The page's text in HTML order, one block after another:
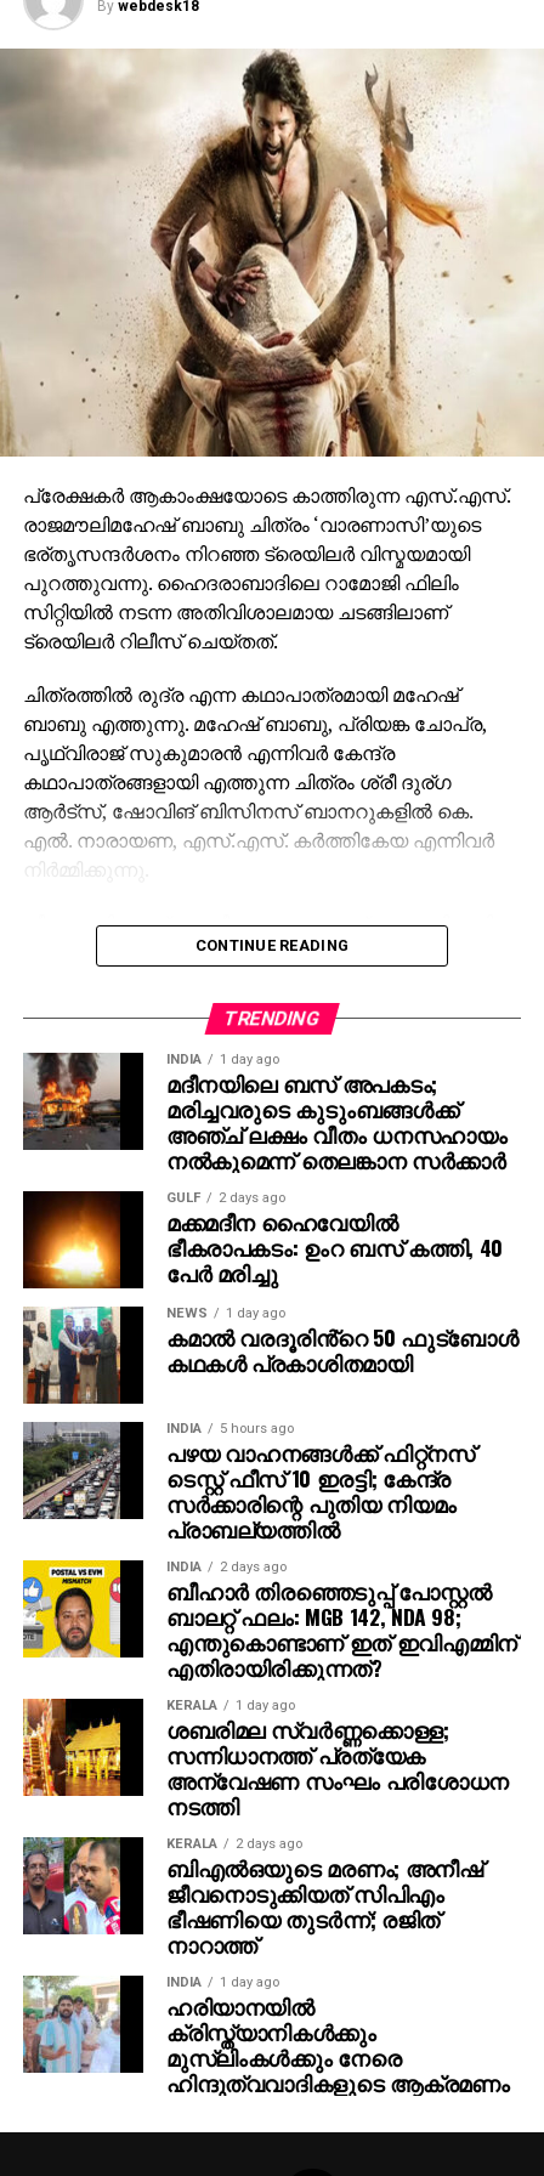
പുറത്തേറി വരുന്ന മഹേഷ് ബാബുവിന്റെ രുദ്ര എന്ന
കഥാപാത്രം സ്‌ക്രീനിൽ അവസാനം എത്തിയപ്പോൾ
വേദിയിലും മഹേഷ് ബാബു കാളയുടെ പുറത്തു എൻട്രി
ചെയ്തപ്പോൾ അറുപത്തിനായിരത്തിൽപ്പരം കാഴ്ചക്കാർ
നിറഞ്ഞ ഇവന്റിലെ സദസ്സ് ഹർഷാരവം കൊണ്ട്
വേദിയെ ധന്യമാക്കി. ഐമാക്‌സിലാണ് ചിത്രം
ഒരുങ്ങുന്നത് എന്നതിനാല്‍ തന്നെ തിയേറ്ററുകളില്‍
ഗംഭീരമായ കാഴ്ചാനുഭൂതി
സമ്മാനിക്കുമെന്നുറപ്പാണ്.ബാഹുബലിയും ആർ ആർ
ആറും ഒരുക്കിയ രാജമൗലിയുടെ ബ്രഹ്മാണ്ഡ ചിത്രം
വാരണാസി 2027ൽ തിയേറ്ററുകളിലേക്കെത്തും. പി ആർ
ഓ ആൻഡ് മാർക്കറ്റിംഗ് സ്ട്രാറ്റജിസ്റ്റ് : പ്രതീഷ് ശേഖർ.
By webdesk18
പ്രേക്ഷകര്‍ ആകാംക്ഷയോടെ കാത്തിരുന്ന എസ്.എസ്.
രാജമൗലിമഹേഷ് ബാബു ചിത്രം ‘വാരണാസി’യുടെ
ഭര്തൃസന്ദര്‍ശനം നിറഞ്ഞ ട്രെയിലര്‍ വിസ്മയമായി
പുറത്തുവന്നു. ഹൈദരാബാദിലെ റാമോജി ഫിലിം
സിറ്റിയില്‍ നടന്ന അതിവിശാലമായ ചടങ്ങിലാണ്
ട്രെയിലര്‍ റിലീസ് ചെയ്തത്.
ചിത്രത്തില്‍ രുദ്ര എന്ന കഥാപാത്രമായി മഹേഷ്
ബാബു എത്തുന്നു. മഹേഷ് ബാബു, പ്രിയങ്ക ചോപ്ര,
പൃഥ്വിരാജ് സുകുമാരന്‍ എന്നിവര്‍ കേന്ദ്ര
കഥാപാത്രങ്ങളായി എത്തുന്ന ചിത്രം ശ്രീ ദുര്ഗ
ആര്‍ട്‌സ്, ഷോവിങ് ബിസിനസ് ബാനറുകളില്‍ കെ.
എല്‍. നാരായണ, എസ്.എസ്. കര്‍ത്തികേയ എന്നിവര്‍
നിര്‍മ്മിക്കുന്നു.
കീരവാണിയാണ് സംഗീതം ഒരുക്കുന്നത്. പുറത്തിറങ്ങിയ
മണിക്കൂറുകള്‍ക്കുള്ളില്‍ തന്നെ 5 മില്യണിലധികം
ട്രെന്‍ഡിങ് പട്ടികയില്‍ മുന്നിലാണ്. 130ണ്മ100 അടി
വലുപ്പത്തിലുള്ള പ്രത്യേക സ്‌ക്രീനില്‍ പ്രേക്ഷകര്‍ക്ക്
മുന്നില്‍ ട്രെയിലര്‍ പ്രദര്‍ശിപ്പിച്ചു.
ട്രെയിലര്‍ സി.ഇ. 512-ലെ വാരണാസിയുടെ
ദൃശ്യങ്ങളോടെ തുടങ്ങുന്നു. തുടര്‍ന്ന് 2027ല്‍
ഭൂമിയിലേക്ക് വരുന്നു എന്നു കാണിക്കുന്ന ‘ശാംഭവി’ എന്ന
ഛിന്നഗ്രഹം, അന്റാര്‍ട്ടിക്കയിലെ റോസ് ഐസ്
ഷെല്‍ഫ്, ആഫ്രിക്കയിലെ അംബോസെലി വനം,
ബി.സി.ഇ 7200-ലെ ലങ്കാനഗരം, വാരണാസിയിലെ
മണികര്‍ണികാ ഘട്ട് തുടങ്ങിയ ഭീമാകാര
ദൃശ്യവിശേഷങ്ങള്‍ അതിശയത്തോടെ
അവതരിപ്പിക്കുന്നു.
കയ്യില്‍ ത്രിശൂലം പിടിച്ച് കാളയുടെ പുറത്ത്
സവാരിയുമായി എത്തുന്ന രുദ്രയായി മഹേഷ്
ബാബുവിന്റെ എന്‍ട്രിയാണ് ട്രെയിലറിന്റെ ഹൈലൈറ്റ്.
അതേപോലെ, വേദിയിലേക്കും മഹേഷ് ബാബു
കാളപ്പുറത്ത് സവാരിയായി എത്തിയപ്പോള്‍ 60,000-
ത്തിലധികം പ്രേക്ഷകര്‍ കൈയ്യടി മുഴക്കി വരവേറ്റു.
ഐമാക്‌സ് ഫോര്‍മാറ്റിലാണ് ഈ ചിത്രം ഒരുക്കുന്നത്.
അതിനാല്‍ തന്നെ തിയേറ്ററുകളില്‍ അത്ഭുതകരമായ
കാഴ്ചാനുഭവം സമ്മാനിക്കുമെന്നുറപ്പ്. ബാഹുബലി,
ഞഞഞ എന്നിവയുടെ സംവിധായകന്‍ രാജമൗലിയുടെ
ഈ ബ്രഹ്‌മാണ്ഡ പ്രോജക്റ്റ് 2027-ല്‍
തിയേറ്ററുകളിലേക്ക് എത്തും.
CONTINUE READING
TRENDING
INDIA 1 day ago
മദീനയിലെ ബസ് അപകടം;
മരിച്ചവരുടെ കുടുംബങ്ങള്‍ക്ക്
അഞ്ച് ലക്ഷം വീതം ധനസഹായം
നല്‍കുമെന്ന് തെലങ്കാന സര്‍ക്കാര്‍
GULF 2 days ago
മക്കമദീന ഹൈവേയില്‍
ഭീകരാപകടം: ഉംറ ബസ് കത്തി, 40
പേര്‍ മരിച്ചു
NEWS 1 day ago
കമാൽ വരദൂരിൻ്റെ 50 ഫുട്ബോൾ
കഥകൾ പ്രകാശിതമായി
INDIA 5 hours ago
പഴയ വാഹനങ്ങള്‍ക്ക് ഫിറ്റ്‌നസ്
ടെസ്റ്റ് ഫീസ് 10 ഇരട്ടി; കേന്ദ്ര
സര്‍ക്കാരിന്റെ പുതിയ നിയമം
പ്രാബല്യത്തില്‍
INDIA 2 days ago
ബീഹാർ തിരഞ്ഞെടുപ്പ് പോസ്റ്റൽ
ബാലറ്റ് ഫലം: MGB 142, NDA 98;
എന്തുകൊണ്ടാണ് ഇത് ഇവിഎമ്മിന്
എതിരായിരിക്കുന്നത്?
KERALA 1 day ago
ശബരിമല സ്വര്‍ണ്ണക്കൊള്ള;
സന്നിധാനത്ത് പ്രത്യേക
അന്വേഷണ സംഘം പരിശോധന
നടത്തി
KERALA 2 days ago
ബിഎല്‍ഒയുടെ മരണം; അനീഷ്
ജീവനൊടുക്കിയത് സിപിഎം
ഭീഷണിയെ തുടര്‍ന്ന്; രജിത്
നാറാത്ത്
INDIA 1 day ago
ഹരിയാനയില്‍
ക്രിസ്ത്യാനികള്‍ക്കും
മുസ്‌ലിംകള്‍ക്കും നേരെ
ഹിന്ദുത്വവാദികളുടെ ആക്രമണം